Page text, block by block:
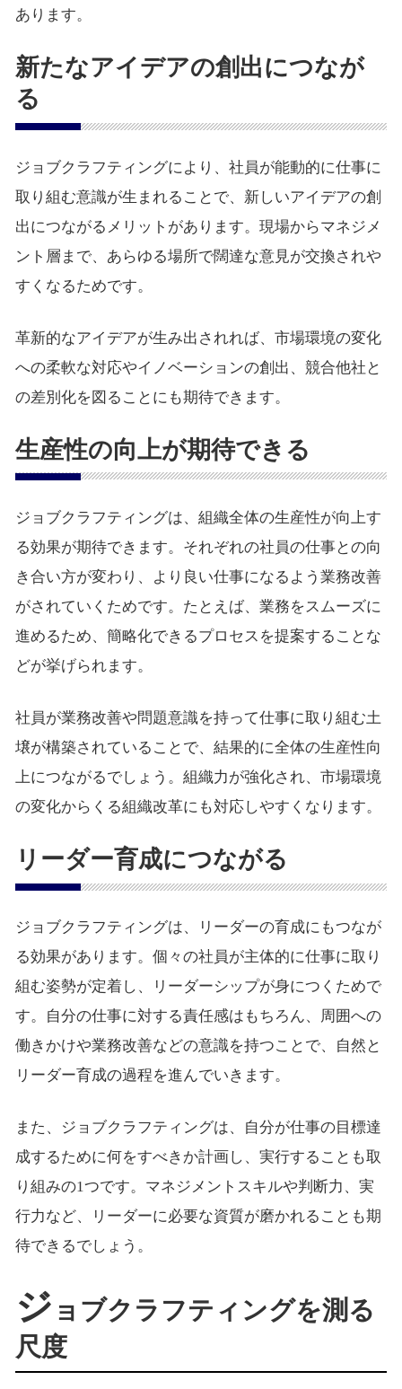
あります。
新たなアイデアの創出につなが
る
ジョブクラフティングにより、社員が能動的に仕事に
取り組む意識が生まれることで、新しいアイデアの創
出につながるメリットがあります。現場からマネジメ
ント層まで、あらゆる場所で闊達な意見が交換されや
すくなるためです。
革新的なアイデアが生み出されれば、市場環境の変化
への柔軟な対応やイノベーションの創出、競合他社と
の差別化を図ることにも期待できます。
生産性の向上が期待できる
ジョブクラフティングは、組織全体の生産性が向上す
る効果が期待できます。それぞれの社員の仕事との向
き合い方が変わり、より良い仕事になるよう業務改善
がされていくためです。たとえば、業務をスムーズに
進めるため、簡略化できるプロセスを提案することな
どが挙げられます。
社員が業務改善や問題意識を持って仕事に取り組む土
壌が構築されていることで、結果的に全体の生産性向
上につながるでしょう。組織力が強化され、市場環境
の変化からくる組織改革にも対応しやすくなります。
リーダー育成につながる
ジョブクラフティングは、リーダーの育成にもつなが
る効果があります。個々の社員が主体的に仕事に取り
組む姿勢が定着し、リーダーシップが身につくためで
す。自分の仕事に対する責任感はもちろん、周囲への
働きかけや業務改善などの意識を持つことで、自然と
リーダー育成の過程を進んでいきます。
また、ジョブクラフティングは、自分が仕事の目標達
成するために何をすべきか計画し、実行することも取
り組みの1つです。マネジメントスキルや判断力、実
行力など、リーダーに必要な資質が磨かれることも期
待できるでしょう。
ジ ョブクラフティングを測る
尺度